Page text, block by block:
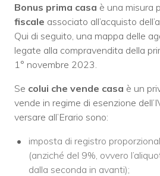
Bonus prima casa è una misura
fiscale associato all’acquisto
Qui di seguito, una mappa delle
legate alla compravendita della
1° novembre 2023.
Se colui che vende casa è un
vende in regime di esenzione
versare all’Erario sono:
imposta di registro
(anziché del 9%, ovvero
dalla seconda in avanti);